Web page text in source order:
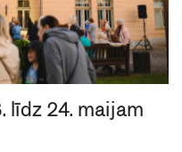
līdz 24. maijam